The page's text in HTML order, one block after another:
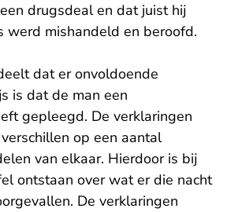
drugsdeal en dat juist hij
werd mishandeld en beroofd.
dat er onvoldoende
is dat de man een
gepleegd. De verklaringen
op een aantal
van elkaar. Hierdoor is bij
ontstaan over wat er die nacht
De verklaringen